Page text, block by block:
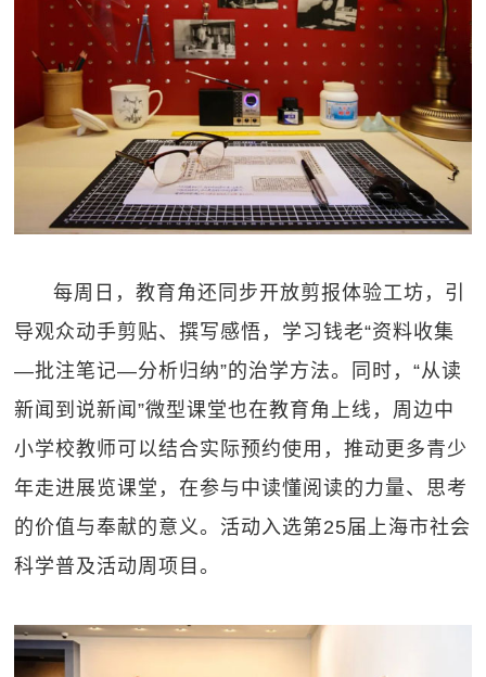
每周日，教育角还同步开放剪报体验工坊，引
导观众动手剪贴、撰写感悟，学习钱老“资料收集
—批注笔记—分析归纳”的治学方法。同时，“从读
新闻到说新闻”微型课堂也在教育角上线，周边中
小学校教师可以结合实际预约使用，推动更多青少
年走进展览课堂，在参与中读懂阅读的力量、思考
的价值与奉献的意义。活动入选第25届上海市社会
科学普及活动周项目。